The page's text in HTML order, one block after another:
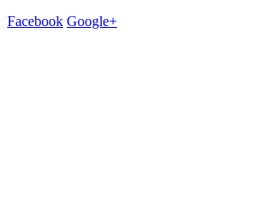
Facebook Google+